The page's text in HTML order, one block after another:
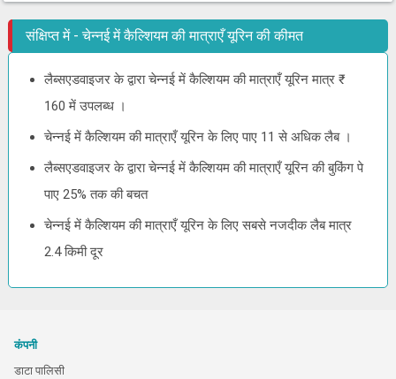
संक्षिप्त में - चेन्नई में कैल्शियम की मात्राएँ यूरिन की कीमत
लैब्सएडवाइजर के द्वारा चेन्नई में कैल्शियम की मात्राएँ यूरिन मात्र ₹
160 में उपलब्ध ।
चेन्नई में कैल्शियम की मात्राएँ यूरिन के लिए पाए 11 से अधिक लैब ।
लैब्सएडवाइजर के द्वारा चेन्नई में कैल्शियम की मात्राएँ यूरिन की बुकिंग पे
पाए 25% तक की बचत
चेन्नई में कैल्शियम की मात्राएँ यूरिन के लिए सबसे नजदीक लैब मात्र
2.4 किमी दूर
कंपनी
डाटा पालिसी